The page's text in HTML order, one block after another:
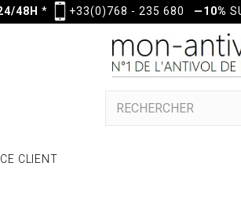
48H * +33(0)768 - 235 680 —10%
CLIENT